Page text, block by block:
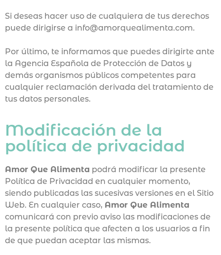
Si deseas hacer uso de cualquiera de tus derechos
puede dirigirse a info@amorquealimenta.com.
Por último, te informamos que puedes dirigirte ante
la Agencia Española de Protección de Datos y
demás organismos públicos competentes para
cualquier reclamación derivada del tratamiento de
tus datos personales.
Modificación de la
política de privacidad
Amor Que Alimenta podrá modificar la presente
Política de Privacidad en cualquier momento,
siendo publicadas las sucesivas versiones en el Sitio
Web. En cualquier caso, Amor Que Alimenta
comunicará con previo aviso las modificaciones de
la presente política que afecten a los usuarios a fin
de que puedan aceptar las mismas.